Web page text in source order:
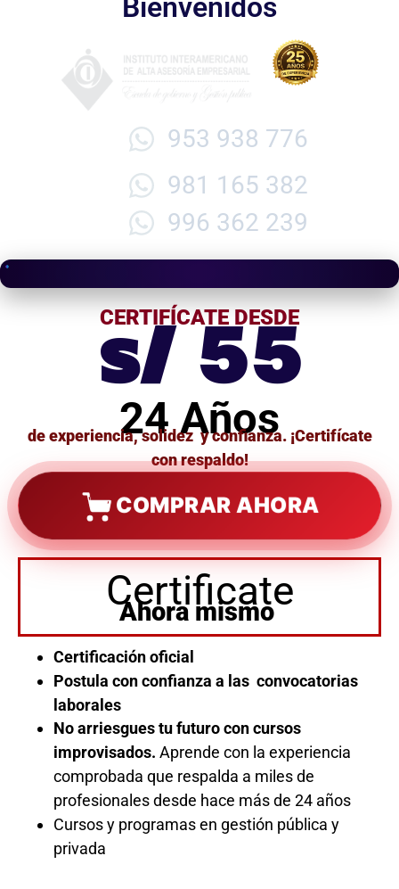
Bienvenidos
953 938 776
981 165 382
996 362 239
CERTIFÍCATE DESDE
s/ 55
24 Años
de experiencia, solidez y confianza. ¡Certifícate
con respaldo!
COMPRAR AHORA
Certificate
Ahora mismo
Certificación oficial
Postula con confianza a las convocatorias
laborales
No arriesgues tu futuro con cursos
improvisados. Aprende con la experiencia
comprobada que respalda a miles de
profesionales desde hace más de 24 años
Cursos y programas en gestión pública y
privada